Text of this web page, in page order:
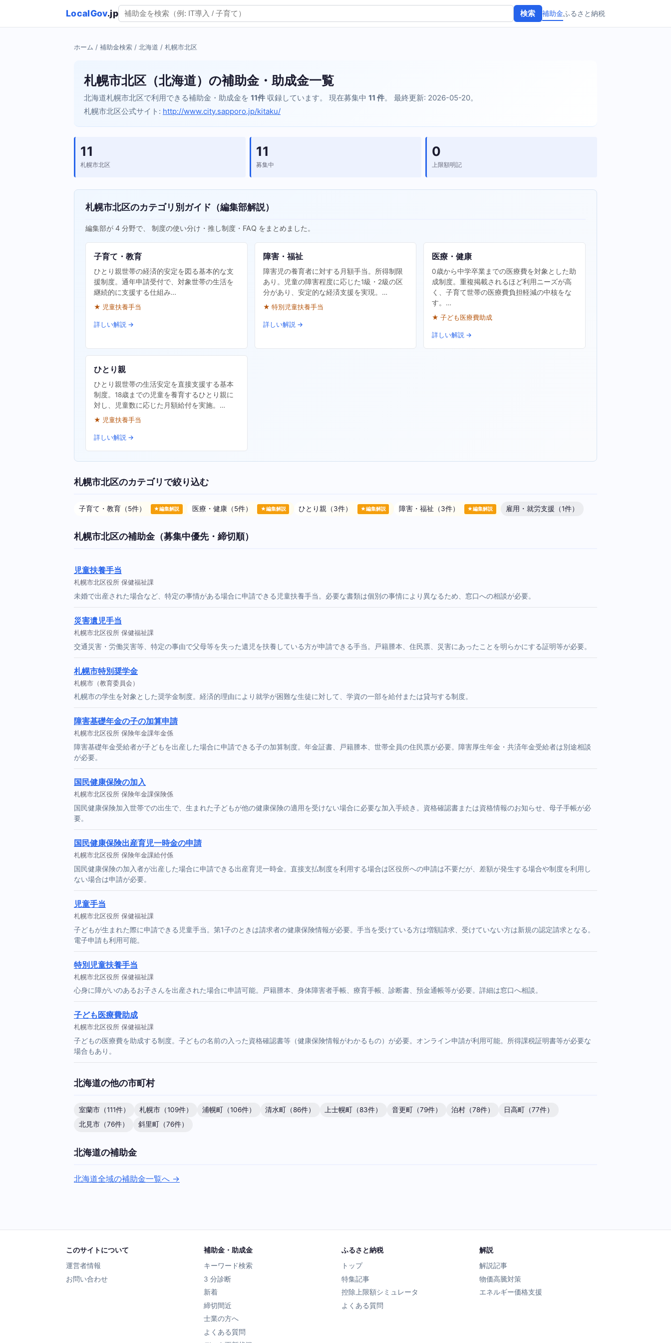
LocalGov.jp 検索 補助金ふるさと納税
ホーム / 補助金検索 / 北海道 / 札幌市北区
札幌市北区（北海道）の補助金・助成金一覧
北海道札幌市北区で利用できる補助金・助成金を 11件 収録しています。 現在募集中 11 件。 最終更新: 2026-05-20。
札幌市北区公式サイト: http://www.city.sapporo.jp/kitaku/
11
札幌市北区
11
募集中
0
上限額明記
札幌市北区のカテゴリ別ガイド（編集部解説）
編集部が 4 分野で、 制度の使い分け・推し制度・FAQ をまとめました。
子育て・教育
ひとり親世帯の経済的安定を図る基本的な支
援制度。通年申請受付で、対象世帯の生活を
継続的に支援する仕組み…
★ 児童扶養手当
詳しい解説 →
障害・福祉
障害児の養育者に対する月額手当。所得制限
あり。児童の障害程度に応じた1級・2級の区
分があり、安定的な経済支援を実現。…
★ 特別児童扶養手当
詳しい解説 →
医療・健康
0歳から中学卒業までの医療費を対象とした助
成制度。重複掲載されるほど利用ニーズが高
く、子育て世帯の医療費負担軽減の中核をな
す。…
★ 子ども医療費助成
詳しい解説 →
ひとり親
ひとり親世帯の生活安定を直接支援する基本
制度。18歳までの児童を養育するひとり親に
対し、児童数に応じた月額給付を実施。…
★ 児童扶養手当
詳しい解説 →
札幌市北区のカテゴリで絞り込む
子育て・教育（5件） ★編集解説 医療・健康（5件） ★編集解説 ひとり親（3件） ★編集解説 障害・福祉（3件） ★編集解説 雇用・就労支援（1件）
札幌市北区の補助金（募集中優先・締切順）
児童扶養手当
札幌市北区役所 保健福祉課
未婚で出産された場合など、特定の事情がある場合に申請できる児童扶養手当。必要な書類は個別の事情により異なるため、窓口への相談が必要。
災害遺児手当
札幌市北区役所 保健福祉課
交通災害・労働災害等、特定の事由で父母等を失った遺児を扶養している方が申請できる手当。戸籍謄本、住民票、災害にあったことを明らかにする証明等が必要。
札幌市特別奨学金
札幌市（教育委員会）
札幌市の学生を対象とした奨学金制度。経済的理由により就学が困難な生徒に対して、学資の一部を給付または貸与する制度。
障害基礎年金の子の加算申請
札幌市北区役所 保険年金課年金係
障害基礎年金受給者が子どもを出産した場合に申請できる子の加算制度。年金証書、戸籍謄本、世帯全員の住民票が必要。障害厚生年金・共済年金受給者は別途相談
が必要。
国民健康保険の加入
札幌市北区役所 保険年金課保険係
国民健康保険加入世帯での出生で、生まれた子どもが他の健康保険の適用を受けない場合に必要な加入手続き。資格確認書または資格情報のお知らせ、母子手帳が必
要。
国民健康保険出産育児一時金の申請
札幌市北区役所 保険年金課給付係
国民健康保険の加入者が出産した場合に申請できる出産育児一時金。直接支払制度を利用する場合は区役所への申請は不要だが、差額が発生する場合や制度を利用し
ない場合は申請が必要。
児童手当
札幌市北区役所 保健福祉課
子どもが生まれた際に申請できる児童手当。第1子のときは請求者の健康保険情報が必要。手当を受けている方は増額請求、受けていない方は新規の認定請求となる。
電子申請も利用可能。
特別児童扶養手当
札幌市北区役所 保健福祉課
心身に障がいのあるお子さんを出産された場合に申請可能。戸籍謄本、身体障害者手帳、療育手帳、診断書、預金通帳等が必要。詳細は窓口へ相談。
子ども医療費助成
札幌市北区役所 保健福祉課
子どもの医療費を助成する制度。子どもの名前の入った資格確認書等（健康保険情報がわかるもの）が必要。オンライン申請が利用可能。所得課税証明書等が必要な
場合もあり。
北海道の他の市町村
室蘭市（111件） 札幌市（109件） 浦幌町（106件） 清水町（86件） 上士幌町（83件） 音更町（79件） 泊村（78件）
日高町（77件）
北見市（76件）
斜里町（76件）
北海道の補助金
北海道全域の補助金一覧へ →
このサイトについて
運営者情報
お問い合わせ
補助金・助成金
キーワード検索
3 分診断
新着
締切間近
士業の方へ
よくある質問
ふるさと納税
トップ
特集記事
控除上限額シミュレータ
よくある質問
解説
解説記事
物価高騰対策
エネルギー価格支援